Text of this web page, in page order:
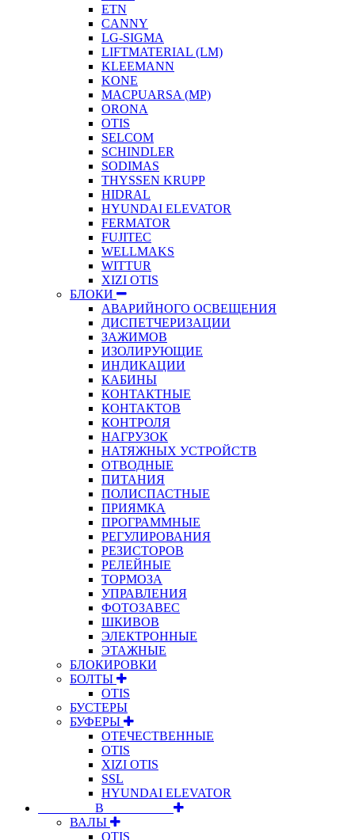
ETN
CANNY
LG-SIGMA
LIFTMATERIAL (LM)
KLEEMANN
KONE
MACPUARSA (MP)
ORONA
OTIS
SELCOM
SCHINDLER
SODIMAS
THYSSEN KRUPP
HIDRAL
HYUNDAI ELEVATOR
FERMATOR
FUJITEC
WELLMAKS
WITTUR
XIZI OTIS
БЛОКИ
АВАРИЙНОГО ОСВЕЩЕНИЯ
ДИСПЕТЧЕРИЗАЦИИ
ЗАЖИМОВ
ИЗОЛИРУЮЩИЕ
ИНДИКАЦИИ
КАБИНЫ
КОНТАКТНЫЕ
КОНТАКТОВ
КОНТРОЛЯ
НАГРУЗОК
НАТЯЖНЫХ УСТРОЙСТВ
ОТВОДНЫЕ
ПИТАНИЯ
ПОЛИСПАСТНЫЕ
ПРИЯМКА
ПРОГРАММНЫЕ
РЕГУЛИРОВАНИЯ
РЕЗИСТОРОВ
РЕЛЕЙНЫЕ
ТОРМОЗА
УПРАВЛЕНИЯ
ФОТОЗАВЕС
ШКИВОВ
ЭЛЕКТРОННЫЕ
ЭТАЖНЫЕ
БЛОКИРОВКИ
БОЛТЫ
OTIS
БУСТЕРЫ
БУФЕРЫ
ОТЕЧЕСТВЕННЫЕ
OTIS
XIZI OTIS
SSL
HYUNDAI ELEVATOR
⠀⠀⠀⠀⠀⠀В⠀⠀⠀⠀⠀⠀⠀
ВАЛЫ
OTIS